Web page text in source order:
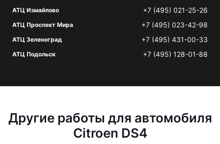
АТЦ Измайлово +7 (495) 021-25-26
АТЦ Проспект Мира +7 (495) 023-42-98
АТЦ Зеленоград +7 (495) 431-00-33
АТЦ Подольск +7 (495) 128-01-88
Другие работы для автомобиля
Citroen DS4